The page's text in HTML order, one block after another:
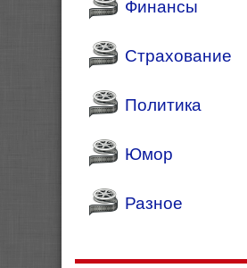
Страхование
Политика
Юмор
Разное